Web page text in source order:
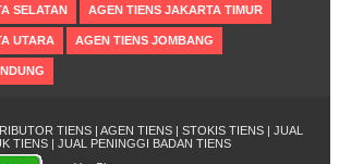
SELATAN AGEN TIENS JAKARTA TIMUR
UTARA AGEN TIENS JOMBANG
TIENS | AGEN TIENS | STOKIS TIENS | JUAL
TIENS | JUAL PENINGGI BADAN TIENS